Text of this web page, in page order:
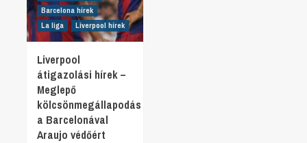
Barcelona hírek
La liga
Liverpool hírek
Liverpool
átigazolási hírek –
Meglepő
kölcsönmegállapodás
a Barcelonával
Araujo védőért